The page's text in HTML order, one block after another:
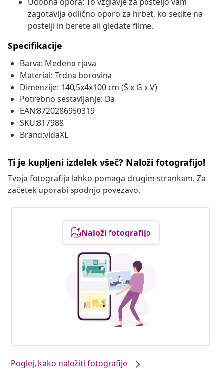
zagotavlja odlično oporo za hrbet, ko sedite na
postelji in berete ali gledate filme.
Specifikacije
Barva: Medeno rjava
Material: Trdna borovina
Dimenzije: 140,5x4x100 cm (Š x G x V)
Potrebno sestavljanje: Da
EAN:8720286950319
SKU:817988
Brand:vidaXL
Ti je kupljeni izdelek všeč? Naloži fotografijo!
Tvoja fotografija lahko pomaga drugim strankam. Za
začetek uporabi spodnjo povezavo.
Naloži fotografijo
Poglej, kako naložiti fotografije